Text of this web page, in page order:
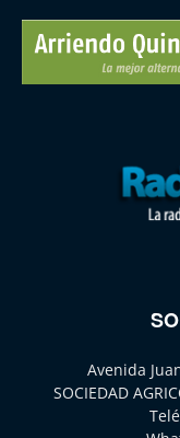
Avenida
SOCIEDAD